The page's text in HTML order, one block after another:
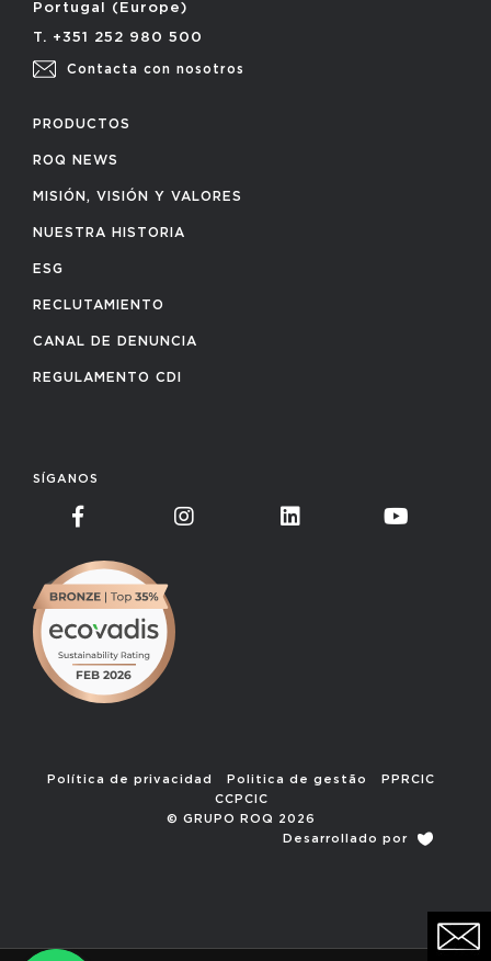
Portugal (Europe)
T. +351 252 980 500
Contacta con nosotros
PRODUCTOS
ROQ NEWS
MISIÓN, VISIÓN Y VALORES
NUESTRA HISTORIA
ESG
RECLUTAMIENTO
CANAL DE DENUNCIA
REGULAMENTO CDI
SÍGANOS
Política de privacidad Politica de gestão
PPRCIC
CCPCIC
© GRUPO ROQ 2026
Desarrollado por